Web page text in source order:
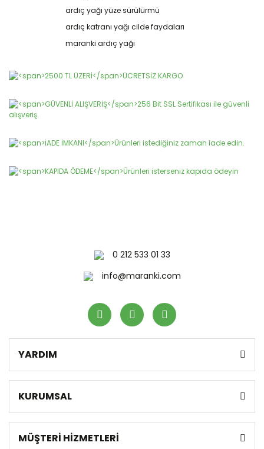
ardıç yağı yüze sürülürmü
ardıç katranı yağı cilde faydaları
maranki ardıç yağı
0 212 533 01 33
info@maranki.com
YARDIM
KURUMSAL
MÜŞTERİ HİZMETLERİ